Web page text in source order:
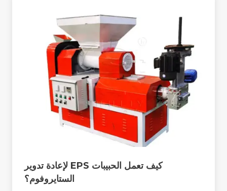
كيف تعمل الحبيبات EPS لإعادة تدوير
الستايروفوم؟